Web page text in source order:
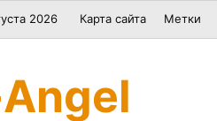
2026 Карта сайта Метки